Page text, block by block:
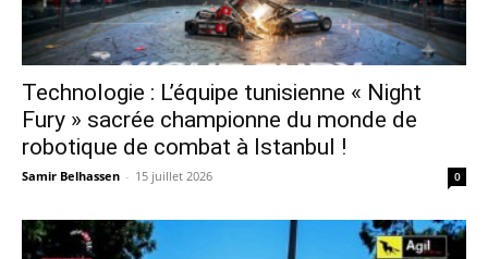
Technologie : L’équipe tunisienne « Night
Fury » sacrée championne du monde de
robotique de combat à Istanbul !
Samir Belhassen - 15 juillet 2026 0